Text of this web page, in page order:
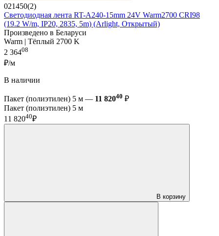
021450(2)
Светодиодная лента RT-A240-15mm 24V Warm2700 CRI98
(19.2 W/m, IP20, 2835, 5m) (Arlight, Открытый)
Произведено в Беларуси
Warm | Тёплый 2700 K
2 36408
₽/м
В наличии
Пакет (полиэтилен) 5 м — 11 82040 ₽
Пакет (полиэтилен) 5 м
11 82040₽
В корзину